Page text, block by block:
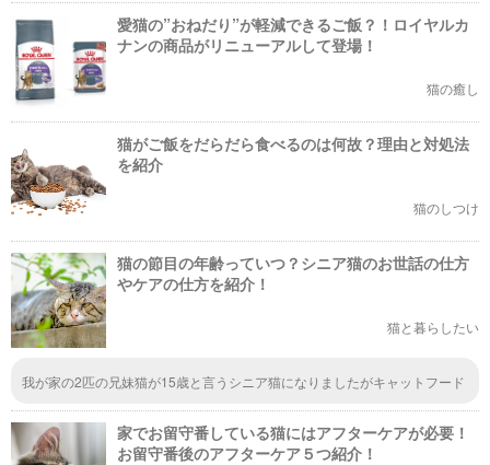
愛猫の”おねだり”が軽減できるご飯？！ロイヤルカ
ナンの商品がリニューアルして登場！
猫の癒し
猫がご飯をだらだら食べるのは何故？理由と対処法
を紹介
猫のしつけ
猫の節目の年齢っていつ？シニア猫のお世話の仕方
やケアの仕方を紹介！
猫と暮らしたい
我が家の2匹の兄妹猫が15歳と言うシニア猫になりましたがキャットフード
お世話の仕方は大変勉強になりました、有難うございました。
家でお留守番している猫にはアフターケアが必要！
お留守番後のアフターケア５つ紹介！